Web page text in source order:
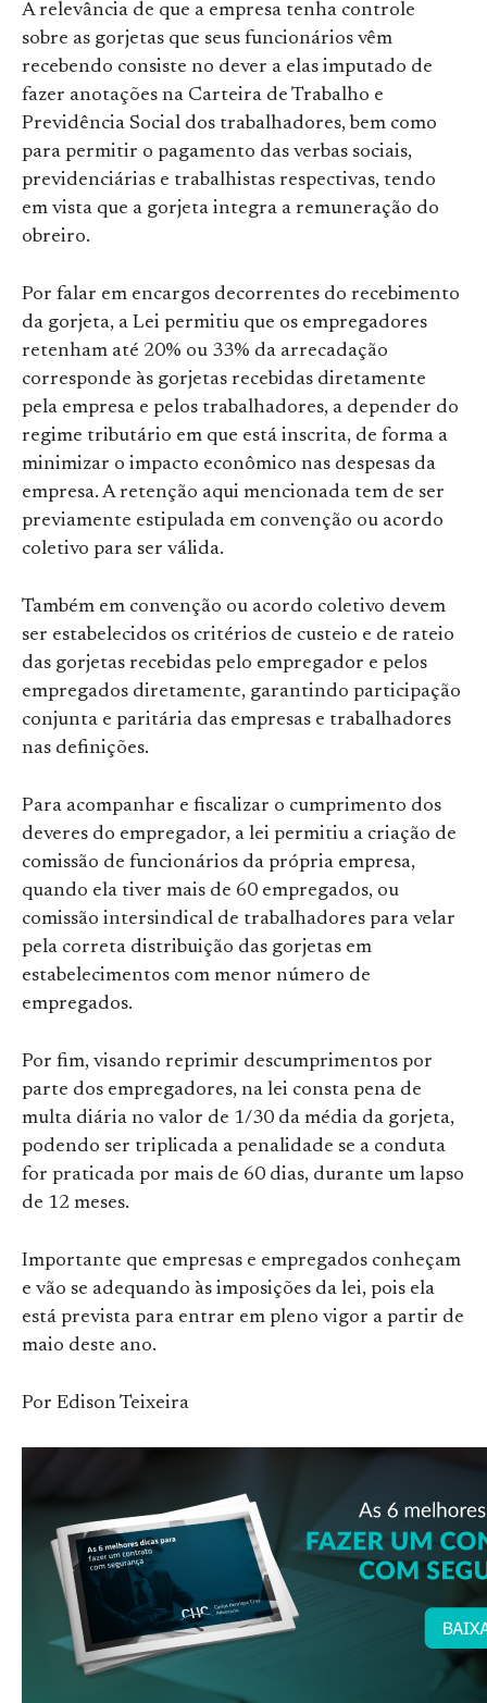
A relevância de que a empresa tenha controle
sobre as gorjetas que seus funcionários vêm
recebendo consiste no dever a elas imputado de
fazer anotações na Carteira de Trabalho e
Previdência Social dos trabalhadores, bem como
para permitir o pagamento das verbas sociais,
previdenciárias e trabalhistas respectivas, tendo
em vista que a gorjeta integra a remuneração do
obreiro.
Por falar em encargos decorrentes do recebimento
da gorjeta, a Lei permitiu que os empregadores
retenham até 20% ou 33% da arrecadação
corresponde às gorjetas recebidas diretamente
pela empresa e pelos trabalhadores, a depender do
regime tributário em que está inscrita, de forma a
minimizar o impacto econômico nas despesas da
empresa. A retenção aqui mencionada tem de ser
previamente estipulada em convenção ou acordo
coletivo para ser válida.
Também em convenção ou acordo coletivo devem
ser estabelecidos os critérios de custeio e de rateio
das gorjetas recebidas pelo empregador e pelos
empregados diretamente, garantindo participação
conjunta e paritária das empresas e trabalhadores
nas definições.
Para acompanhar e fiscalizar o cumprimento dos
deveres do empregador, a lei permitiu a criação de
comissão de funcionários da própria empresa,
quando ela tiver mais de 60 empregados, ou
comissão intersindical de trabalhadores para velar
pela correta distribuição das gorjetas em
estabelecimentos com menor número de
empregados.
Por fim, visando reprimir descumprimentos por
parte dos empregadores, na lei consta pena de
multa diária no valor de 1/30 da média da gorjeta,
podendo ser triplicada a penalidade se a conduta
for praticada por mais de 60 dias, durante um lapso
de 12 meses.
Importante que empresas e empregados conheçam
e vão se adequando às imposições da lei, pois ela
está prevista para entrar em pleno vigor a partir de
maio deste ano.
Por Edison Teixeira